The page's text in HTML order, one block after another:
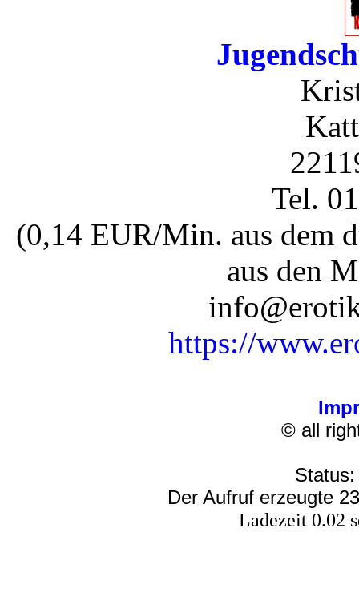
Tel.
(0,14 EUR/Min. aus dem
aus den
https://
© all
Der Aufruf erzeugte
Ladezeit 0.02